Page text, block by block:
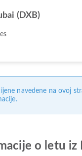
(DXB)
navedene na ovoj
o letu iz